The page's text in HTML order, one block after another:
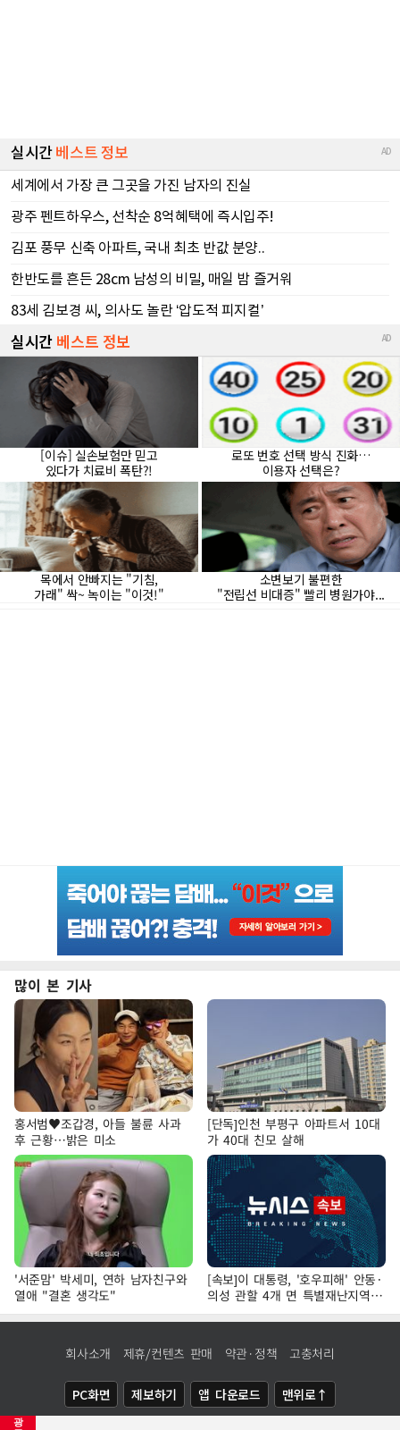
광
많이 본 기사
홍서범♥조갑경, 아들 불륜 사과
후 근황…밝은 미소
[단독]인천 부평구 아파트서 10대
가 40대 친모 살해
'서준맘' 박세미, 연하 남자친구와
열애 "결혼 생각도"
[속보]이 대통령, '호우피해' 안동·
의성 관할 4개 면 특별재난지역
선포
회사소개 제휴/컨텐츠 판매 약관·정책 고충처리
PC화면 제보하기 앱 다운로드 맨위로↑